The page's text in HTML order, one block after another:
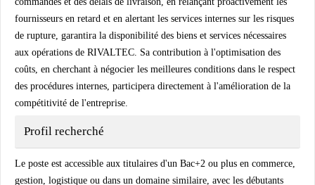
fournisseurs en retard et en alertant les services internes sur les risques
de rupture, garantira la disponibilité des biens et services nécessaires
aux opérations de RIVALTEC. Sa contribution à l'optimisation des
coûts, en cherchant à négocier les meilleures conditions dans le respect
des procédures internes, participera directement à l'amélioration de la
compétitivité de l'entreprise.
Profil recherché
Le poste est accessible aux titulaires d'un Bac+2 ou plus en commerce,
gestion, logistique ou dans un domaine similaire, avec les débutants